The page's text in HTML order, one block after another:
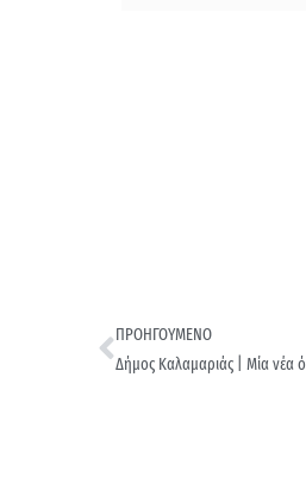
ΠΡΟΗΓΟΥΜΕΝΟ
Δήμος Καλαμαριάς | Μία